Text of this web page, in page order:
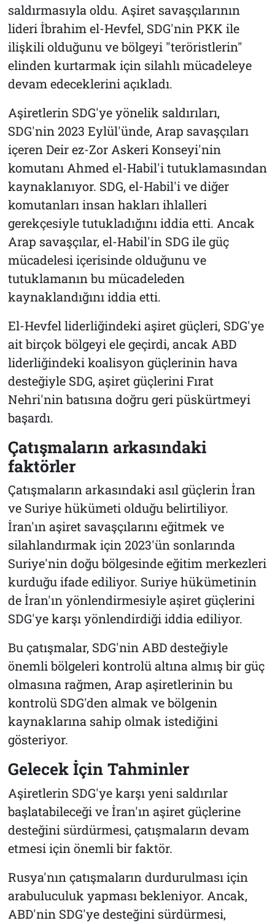
saldırmasıyla oldu. Aşiret savaşçılarının
lideri İbrahim el-Hevfel, SDG'nin PKK ile
ilişkili olduğunu ve bölgeyi "teröristlerin"
elinden kurtarmak için silahlı mücadeleye
devam edeceklerini açıkladı.
Aşiretlerin SDG'ye yönelik saldırıları,
SDG'nin 2023 Eylül'ünde, Arap savaşçıları
içeren Deir ez-Zor Askeri Konseyi'nin
komutanı Ahmed el-Habil'i tutuklamasından
kaynaklanıyor. SDG, el-Habil'i ve diğer
komutanları insan hakları ihlalleri
gerekçesiyle tutukladığını iddia etti. Ancak
Arap savaşçılar, el-Habil'in SDG ile güç
mücadelesi içerisinde olduğunu ve
tutuklamanın bu mücadeleden
kaynaklandığını iddia etti.
El-Hevfel liderliğindeki aşiret güçleri, SDG'ye
ait birçok bölgeyi ele geçirdi, ancak ABD
liderliğindeki koalisyon güçlerinin hava
desteğiyle SDG, aşiret güçlerini Fırat
Nehri'nin batısına doğru geri püskürtmeyi
başardı.
Çatışmaların arkasındaki
faktörler
Çatışmaların arkasındaki asıl güçlerin İran
ve Suriye hükümeti olduğu belirtiliyor.
İran'ın aşiret savaşçılarını eğitmek ve
silahlandırmak için 2023'ün sonlarında
Suriye'nin doğu bölgesinde eğitim merkezleri
kurduğu ifade ediliyor. Suriye hükümetinin
de İran'ın yönlendirmesiyle aşiret güçlerini
SDG'ye karşı yönlendirdiği iddia ediliyor.
Bu çatışmalar, SDG'nin ABD desteğiyle
önemli bölgeleri kontrolü altına almış bir güç
olmasına rağmen, Arap aşiretlerinin bu
kontrolü SDG'den almak ve bölgenin
kaynaklarına sahip olmak istediğini
gösteriyor.
Gelecek İçin Tahminler
Aşiretlerin SDG'ye karşı yeni saldırılar
başlatabileceği ve İran'ın aşiret güçlerine
desteğini sürdürmesi, çatışmaların devam
etmesi için önemli bir faktör.
Rusya'nın çatışmaların durdurulması için
arabuluculuk yapması bekleniyor. Ancak,
ABD'nin SDG'ye desteğini sürdürmesi,